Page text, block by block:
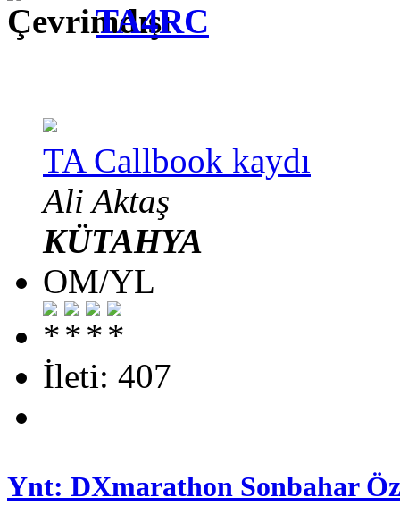
TA4RC
TA Callbook kaydı
Ali Aktaş
KÜTAHYA
OM/YL
İleti: 407
Ynt: DXmarathon Sonbahar